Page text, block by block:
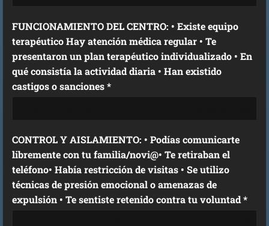
FUNCIONAMIENTO DEL CENTRO: • Existe equipo
terapéutico Hay atención médica regular • Te
presentaron un plan terapéutico individualizado • En
qué consistía la actividad diaria • Han existido
castigos o sanciones *
CONTROL Y AISLAMIENTO: • Podías comunicarte
libremente con tu familia/novi@• Te retiraban el
teléfono• Había restricción de visitas • Se utilizo
técnicas de presión emocional o amenazas de
expulsión • Te sentiste retenido contra tu voluntad *